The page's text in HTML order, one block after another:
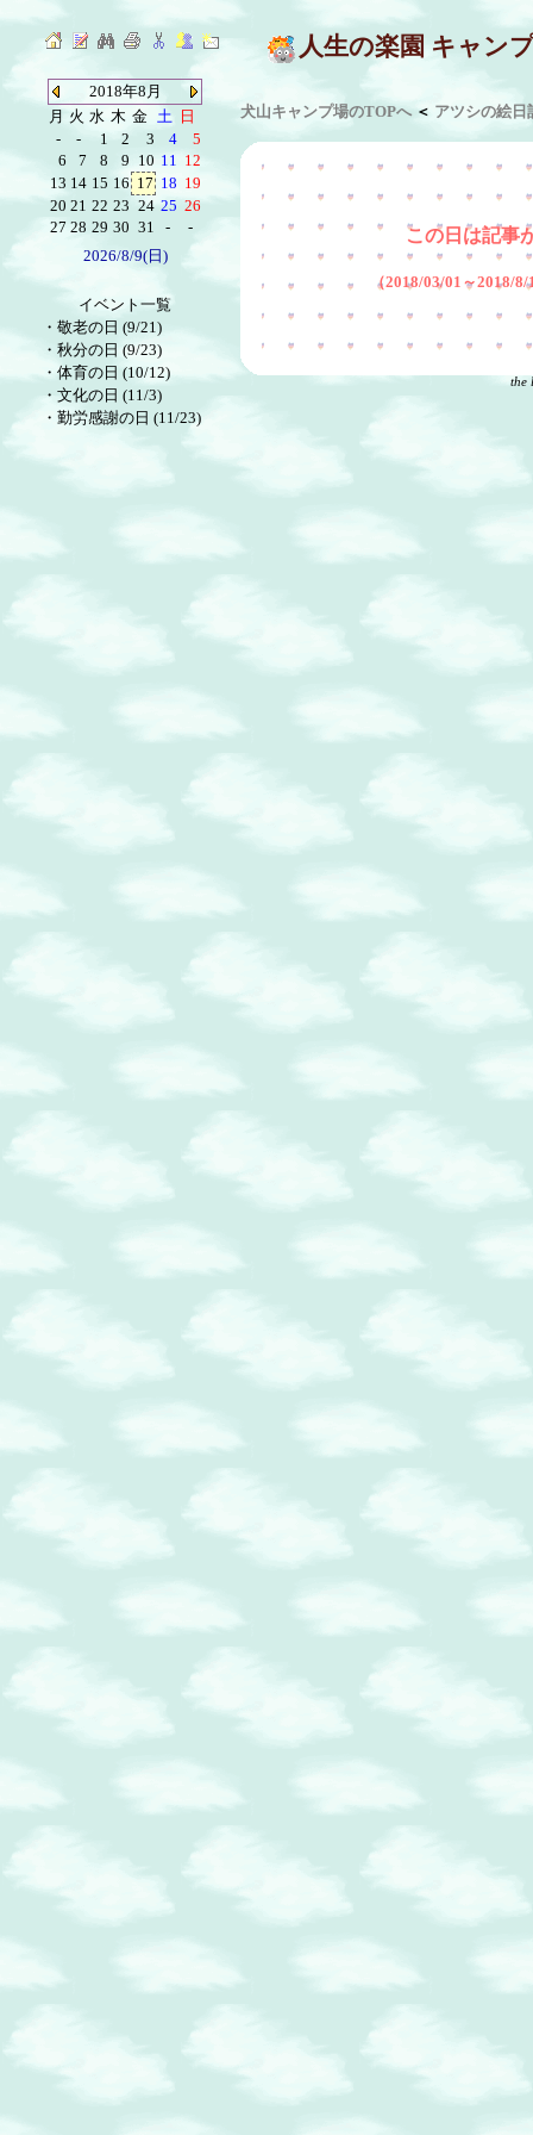
2018年8月
月 火 水 木 金 土 日
-
- 1 2 3 4
5
6
7 8 9 10 11 12
13 14 15 16 17 18 19
20 21 22 23 24 25 26
27 28 29 30 31 -
-
2026/8/9(日)
イベント一覧
・ 敬老の日 (9/21)
・ 秋分の日 (9/23)
・ 体育の日 (10/12)
・ 文化の日 (11/3)
・ 勤労感謝の日 (11/23)
人生の楽園 キャン
犬山キャンプ場のTOPへ＜ アツシの絵日
この日は記事
（2018/03/01～2018/
the